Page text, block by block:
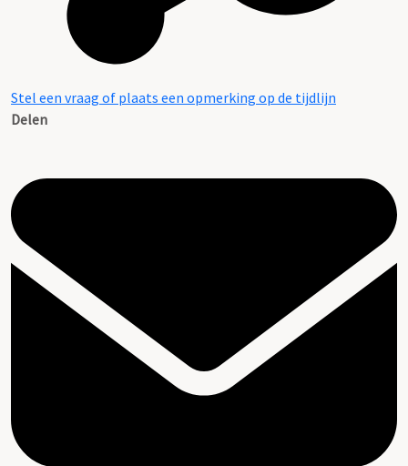
Stel een vraag of plaats een opmerking op de tijdlijn
Delen